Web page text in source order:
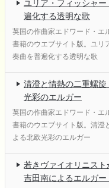
ユリア・フィッシャ
遍化する透明な歌
英国の作曲家エドワード・エ
書籍のウエブサイト版。ユ
奏曲を普遍化する透明な歌
清澄と情熱の二重螺
光彩のエルガー
英国の作曲家エドワード・エ
書籍のウエブサイト版。清
よる北欧光彩のエルガー
若きヴァイオリニス
吉田南によるエルガ